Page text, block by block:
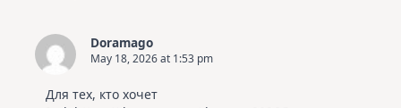
Doramago
May 18, 2026 at 1:53 pm
Для тех, кто хочет